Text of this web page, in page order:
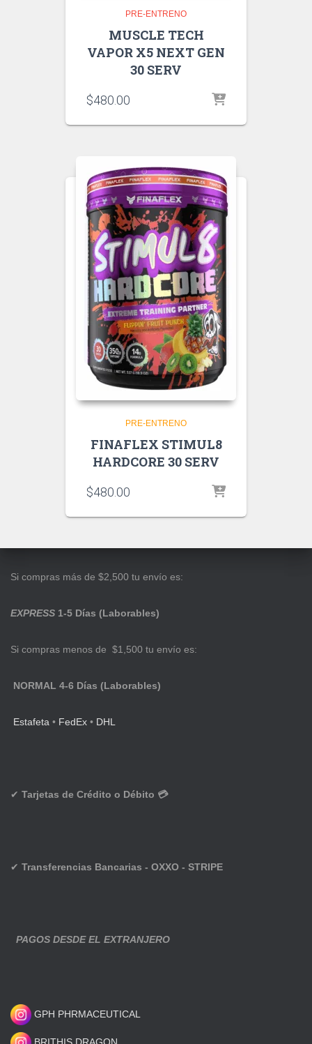
PRE-ENTRENO
MUSCLE TECH
VAPOR X5 NEXT GEN
30 SERV
$480.00
PRE-ENTRENO
FINAFLEX STIMUL8
HARDCORE 30 SERV
$480.00
Si compras más de $2,500 tu envío es:
EXPRESS 1-5 Días (Laborables)
Si compras menos de $1,500 tu envío es:
NORMAL 4-6 Días (Laborables)
Estafeta • FedEx • DHL
✔ Tarjetas de Crédito o Débito 💳
✔ Transferencias Bancarias - OXXO - STRIPE
PAGOS DESDE EL EXTRANJERO
GPH PHRMACEUTICAL
BRITHIS DRAGON